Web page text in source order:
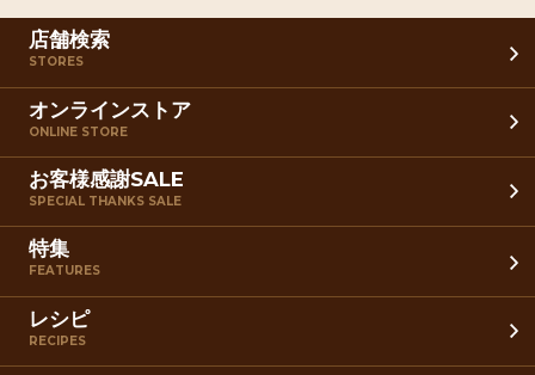
店舗検索
STORES
オンラインストア
ONLINE STORE
お客様感謝SALE
SPECIAL THANKS SALE
特集
FEATURES
レシピ
RECIPES